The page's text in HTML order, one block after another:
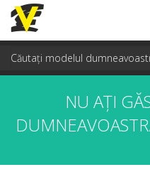
NU AȚI